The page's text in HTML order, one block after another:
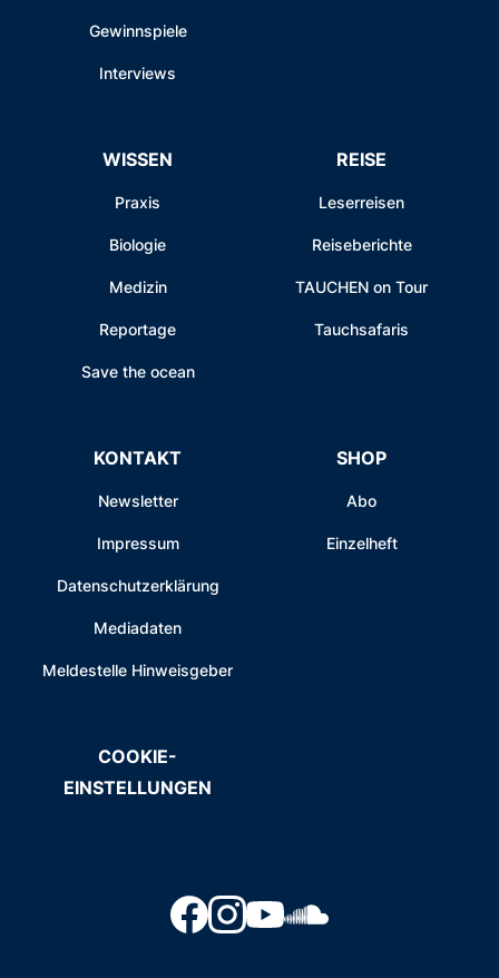
Gewinnspiele
Interviews
WISSEN
Praxis
Biologie
Medizin
Reportage
Save the ocean
REISE
Leserreisen
Reiseberichte
TAUCHEN on Tour
Tauchsafaris
KONTAKT
Newsletter
Impressum
Datenschutzerklärung
Mediadaten
Meldestelle Hinweisgeber
SHOP
Abo
Einzelheft
COOKIE-
EINSTELLUNGEN